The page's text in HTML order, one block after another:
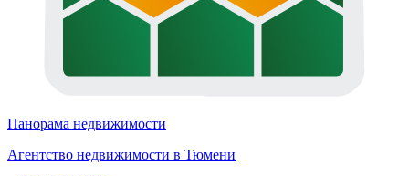
Панорама недвижимости
Агентство недвижимости в Тюмени